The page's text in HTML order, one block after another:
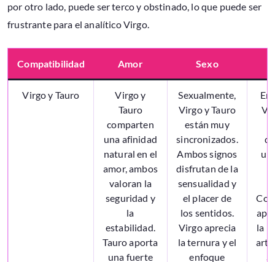
por otro lado, puede ser terco y obstinado, lo que puede ser
frustrante para el analítico Virgo.
Compatibilidad Amor Sexo
Virgo y Tauro
Virgo y
Tauro
comparten
una afinidad
natural en el
amor, ambos
valoran la
seguridad y
la
estabilidad.
Tauro aporta
una fuerte
Sexualmente,
Virgo y Tauro
están muy
sincronizados.
Ambos signos
disfrutan de la
sensualidad y
el placer de
los sentidos.
Virgo aprecia
la ternura y el
enfoque
En
la
arte